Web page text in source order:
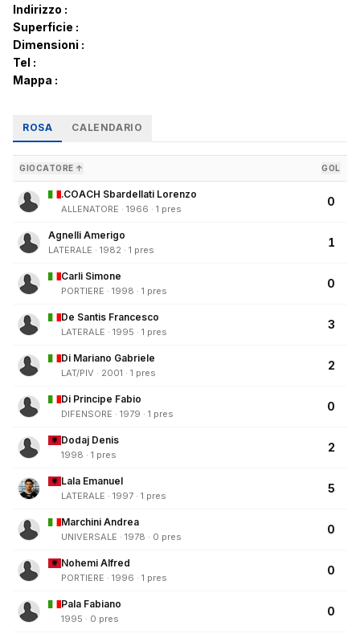
Indirizzo :
Superficie :
Dimensioni :
Tel :
Mappa :
ROSA CALENDARIO
GIOCATORE ↑ GOL
.COACH Sbardellati Lorenzo
ALLENATORE · 1966 · 1 pres
0
Agnelli Amerigo
LATERALE · 1982 · 1 pres
1
Carli Simone
PORTIERE · 1998 · 1 pres
0
De Santis Francesco
LATERALE · 1995 · 1 pres
3
Di Mariano Gabriele
LAT/PIV · 2001 · 1 pres
2
Di Principe Fabio
DIFENSORE · 1979 · 1 pres
0
Dodaj Denis
1998 · 1 pres
2
Lala Emanuel
LATERALE · 1997 · 1 pres
5
Marchini Andrea
UNIVERSALE · 1978 · 0 pres
0
Nohemi Alfred
PORTIERE · 1996 · 1 pres
0
Pala Fabiano
1995 · 0 pres
0